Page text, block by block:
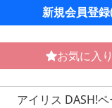
新規会員登
お気に入
アイリス DASH!